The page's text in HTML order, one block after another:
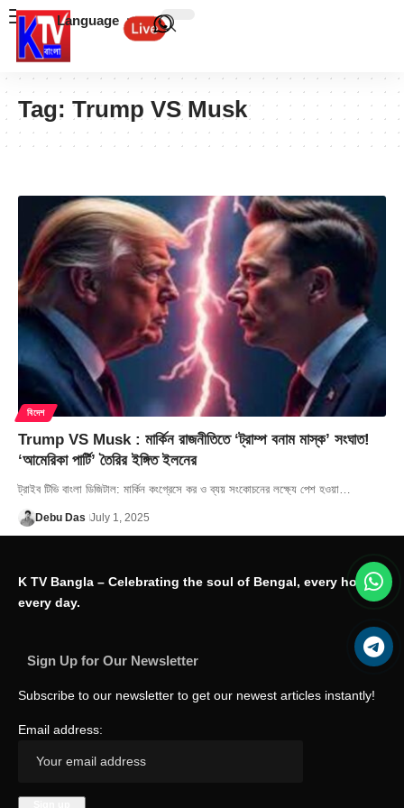
Language
Tag: Trump VS Musk
বিদেশ
Trump VS Musk : মার্কিন রাজনীতিতে ‘ট্রাম্প বনাম মাস্ক’ সংঘাত!
‘আমেরিকা পার্টি’ তৈরির ইঙ্গিত ইলনের
ট্রাইব টিভি বাংলা ডিজিটাল: মার্কিন কংগ্রেসে কর ও ব্যয় সংকোচনের লক্ষ্যে পেশ হওয়া…
Debu Das July 1, 2025
K TV Bangla – Celebrating the soul of Bengal, every hour,
every day.
Sign Up for Our Newsletter
Subscribe to our newsletter to get our newest articles instantly!
Email address: